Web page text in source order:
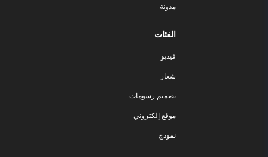
مدونة
الفئات
فيديو
شعار
تصميم رسومات
موقع إلكتروني
نموذج